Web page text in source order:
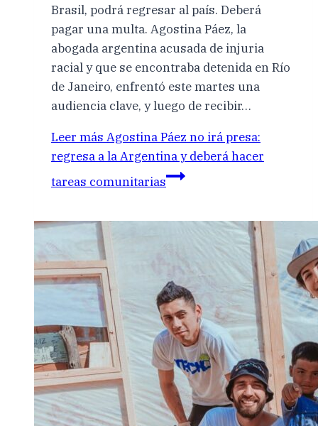
Brasil, podrá regresar al país. Deberá
pagar una multa. Agostina Páez, la
abogada argentina acusada de injuria
racial y que se encontraba detenida en Río
de Janeiro, enfrentó este martes una
audiencia clave, y luego de recibir…
Leer más Agostina Páez no irá presa:
regresa a la Argentina y deberá hacer
tareas comunitarias